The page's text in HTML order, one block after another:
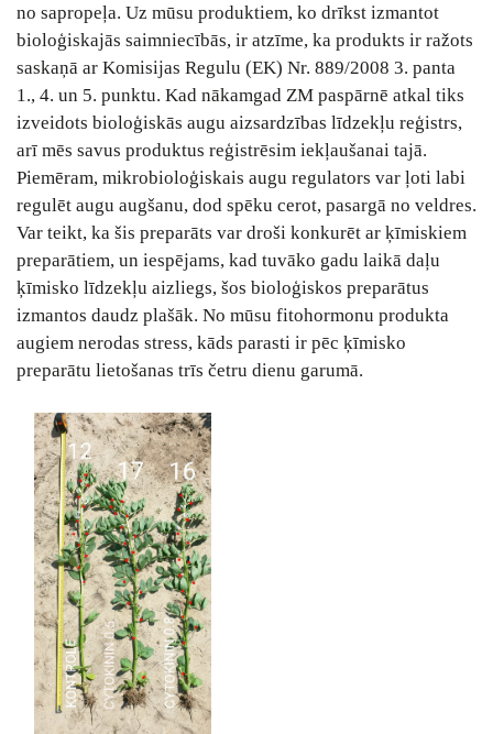
no sapropeļa. Uz mūsu produktiem, ko drīkst izmantot
bioloģiskajās saimniecībās, ir atzīme, ka produkts ir ražots
saskaņā ar Komisijas Regulu (EK) Nr. 889/2008 3. panta
1., 4. un 5. punktu. Kad nākamgad ZM paspārnē atkal tiks
izveidots bioloģiskās augu aizsardzības līdzekļu reģistrs,
arī mēs savus produktus reģistrēsim iekļaušanai tajā.
Piemēram, mikrobioloģiskais augu regulators var ļoti labi
regulēt augu augšanu, dod spēku cerot, pasargā no veldres.
Var teikt, ka šis preparāts var droši konkurēt ar ķīmiskiem
preparātiem, un iespējams, kad tuvāko gadu laikā daļu
ķīmisko līdzekļu aizliegs, šos bioloģiskos preparātus
izmantos daudz plašāk. No mūsu fitohormonu produkta
augiem nerodas stress, kāds parasti ir pēc ķīmisko
preparātu lietošanas trīs četru dienu garumā.